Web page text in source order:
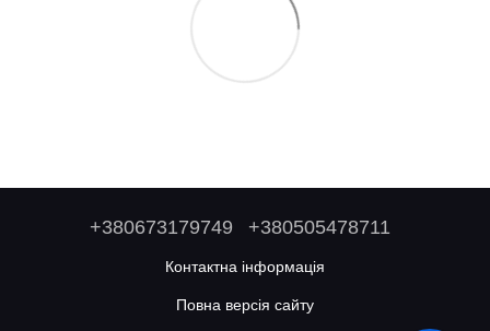
+380673179749 +380505478711
Контактна інформація
Повна версія сайту